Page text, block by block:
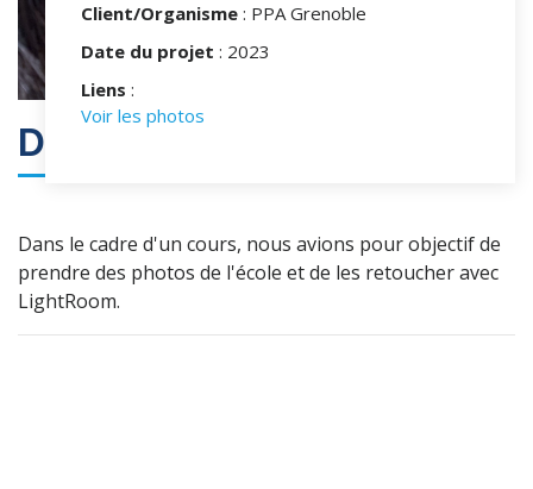
Client/Organisme : PPA Grenoble
Date du projet : 2023
Liens :
Voir les photos
Détails du projet
Dans le cadre d'un cours, nous avions pour objectif de
prendre des photos de l'école et de les retoucher avec
LightRoom.